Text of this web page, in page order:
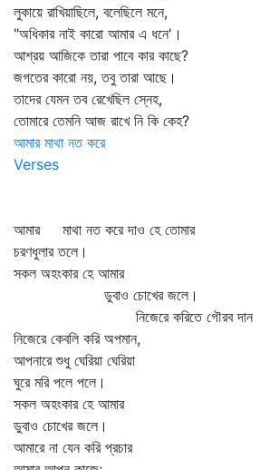
লুকায়ে রাখিয়াছিলে, বলেছিলে মনে,
"অধিকার নাই কারো আমার এ ধনে'।
আশ্রয় আজিকে তারা পাবে কার কাছে?
জগতের কারো নয়, তবু তারা আছে।
তাদের যেমন তব রেখেছিল স্নেহ,
তোমারে তেমনি আজ রাখে নি কি কেহ?
আমার মাথা নত করে
Verses
আমার মাথা নত করে দাও হে তোমার
চরণধুলার তলে।
সকল অহংকার হে আমার
ডুবাও চোখের জলে।
নিজেরে করিতে গৌরব দান
নিজেরে কেবলি করি অপমান,
আপনারে শুধু ঘেরিয়া ঘেরিয়া
ঘুরে মরি পলে পলে।
সকল অহংকার হে আমার
ডুবাও চোখের জলে।
আমারে না যেন করি প্রচার